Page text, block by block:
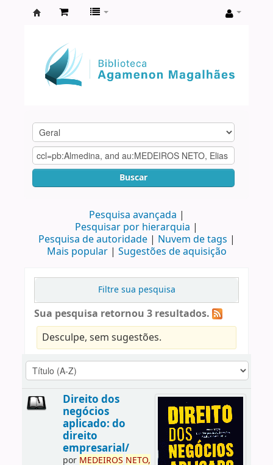
Agamenon
Magalhães
Buscar
Pesquisa avançada
Pesquisar por hierarquia
Pesquisa de autoridade
Nuvem de tags
Mais popular
Sugestões de aquisição
Filtre sua pesquisa
Sua pesquisa retornou 3 resultados.
Desculpe, sem sugestões.
Direito dos
negócios
aplicado: do
direito
empresarial/
por MEDEIROS NETO,